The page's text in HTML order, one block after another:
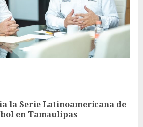
la Serie Latinoamericana de
en Tamaulipas